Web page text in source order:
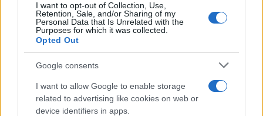
I want to opt-out of Collection, Use,
Retention, Sale, and/or Sharing of my
Personal Data that Is Unrelated with the
Purposes for which it was collected.
Opted Out
Google consents
I want to allow Google to enable storage
related to advertising like cookies on web or
device identifiers in apps.